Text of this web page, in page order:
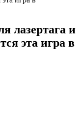
лазертага и
эта игра в